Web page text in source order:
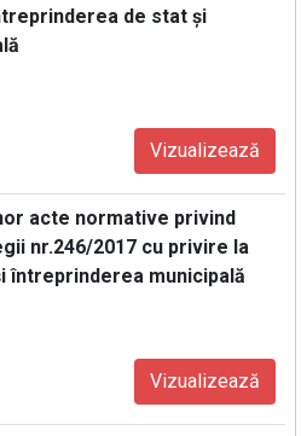
de stat și
Vizualizează
acte normative privind
nr.246/2017 cu privire la
întreprinderea municipală
Vizualizează